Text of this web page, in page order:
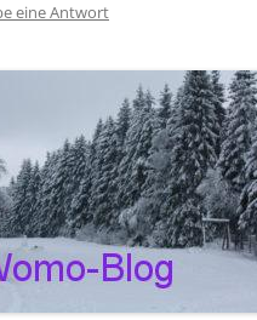
eine Antwort